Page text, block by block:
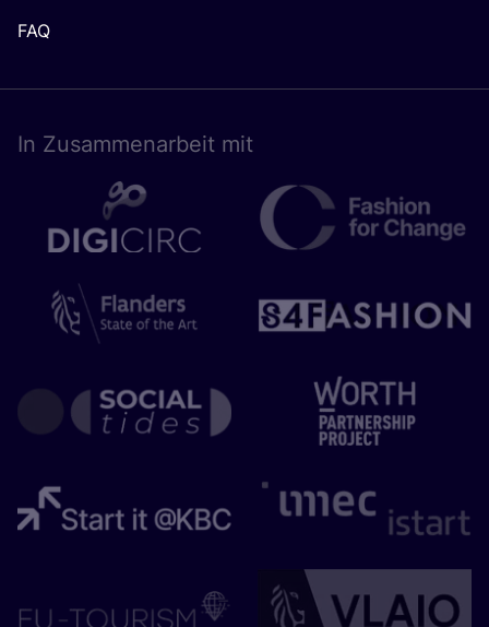
FAQ
In Zusam­men­ar­beit mit